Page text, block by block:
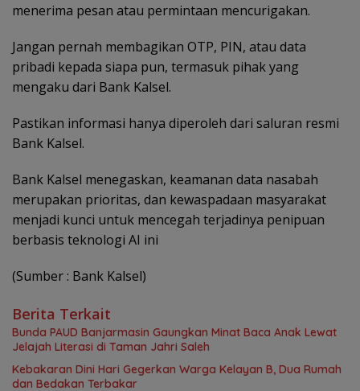
menerima pesan atau permintaan mencurigakan.
Jangan pernah membagikan OTP, PIN, atau data
pribadi kepada siapa pun, termasuk pihak yang
mengaku dari Bank Kalsel.
Pastikan informasi hanya diperoleh dari saluran resmi
Bank Kalsel.
Bank Kalsel menegaskan, keamanan data nasabah
merupakan prioritas, dan kewaspadaan masyarakat
menjadi kunci untuk mencegah terjadinya penipuan
berbasis teknologi AI ini
(Sumber : Bank Kalsel)
Berita Terkait
Bunda PAUD Banjarmasin Gaungkan Minat Baca Anak Lewat
Jelajah Literasi di Taman Jahri Saleh
Kebakaran Dini Hari Gegerkan Warga Kelayan B, Dua Rumah
dan Bedakan Terbakar